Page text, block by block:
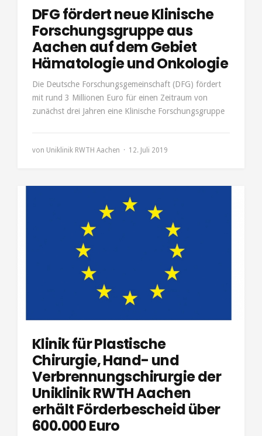
DFG fördert neue Klinische
Forschungsgruppe aus
Aachen auf dem Gebiet
Hämatologie und Onkologie
Die Deutsche Forschungsgemeinschaft (DFG) fördert
mit rund 3 Millionen Euro für einen Zeitraum von
zunächst drei Jahren eine Klinische Forschungsgruppe
von Uniklinik RWTH Aachen 12. Juli 2019
Klinik für Plastische
Chirurgie, Hand- und
Verbrennungschirurgie der
Uniklinik RWTH Aachen
erhält Förderbescheid über
600.000 Euro